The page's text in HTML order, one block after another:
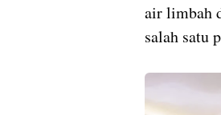
air limbah
salah satu